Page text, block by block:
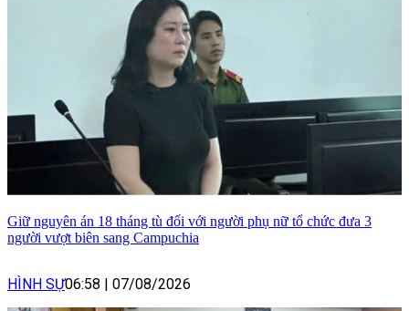
Giữ nguyên án 18 tháng tù đối với người phụ nữ tổ chức đưa 3
người vượt biên sang Campuchia
HÌNH SỰ06:58 07/08/2026